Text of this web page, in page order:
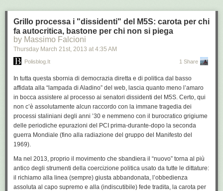
italiani, reclamando la giurisdizione sul caso. La procura
militare sta valutando la trasmissione degli atti alla procura
ordinaria di Roma, che indaga per il ben più grave reato di
omicidio volontario. Lo ha confermato all’Ansa lo stesso
procuratore militare di Roma, Marco De Paolis.
foto: laPresse
Grillo processa i "dissidenti" del M5S: carota per chi
fa autocritica, bastone per chi non si piega
by Massimo Falcioni
Thursday March 21st, 2013 at 4:35 AM
Polisblog.it 1 Share
In tutta questa sbornia di democrazia diretta e di politica dal basso
affidata alla “lampada di Aladino” del web, lascia quanto meno l’amaro
in bocca assistere al processo ai senatori dissidenti del M5S. Certo, qui
non c’è assolutamente alcun raccordo con la immane tragedia dei
processi staliniani degli anni ’30 e nemmeno con il burocratico grigiume
delle periodiche epurazioni del PCI prima-durante-dopo la seconda
guerra Mondiale (fino alla radiazione del gruppo del Manifesto del
1969).
Ma nel 2013, proprio il movimento che sbandiera il “nuovo” torna al più
antico degli strumenti della coercizione politica usato da tutte le dittature:
il richiamo alla linea (sempre) giusta abbandonata, l’obbedienza
assoluta al capo supremo e alla (indiscutibile) fede tradita, la carota per